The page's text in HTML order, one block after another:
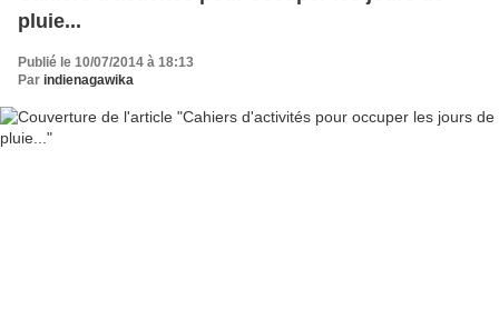
pluie...
Publié le 10/07/2014 à 18:13
Par indienagawika